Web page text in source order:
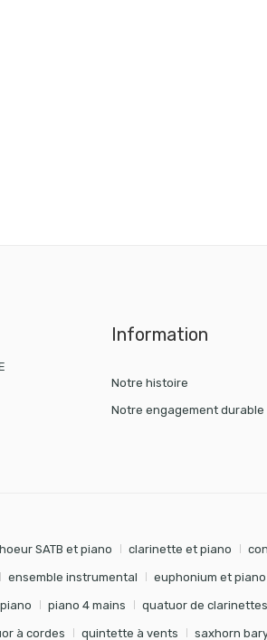
Information
Notre histoire
Notre engagement durable
SATB et piano clarinette et piano
ensemble instrumental euphonium et piano
piano piano 4 mains quatuor de clarinettes
à cordes quintette à vents saxhorn